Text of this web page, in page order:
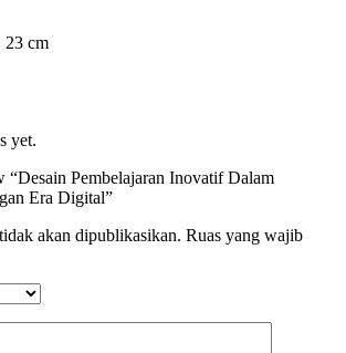
23 cm
yet.
“Desain Pembelajaran Inovatif Dalam
Era Digital”
akan dipublikasikan. Ruas yang wajib